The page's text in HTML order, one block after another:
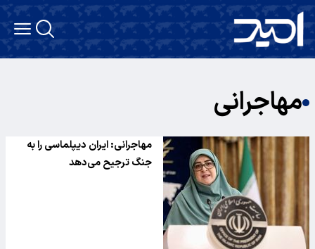
مهاجرانی
مهاجرانی: ایران دیپلماسی را به
جنگ ترجیح می‌دهد